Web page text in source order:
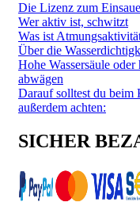
Die Lizenz zum
Wer aktiv ist, schwitzt
Was ist
Über die
Hohe Wassersäule
abwägen
Darauf solltest du beim
außerdem achten:
SICHER